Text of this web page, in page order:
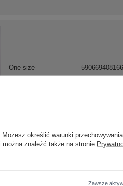
One size
ZALOGUJ SIĘ I
. Możesz określić warunki
można znaleźć także na stronie
Zawsze